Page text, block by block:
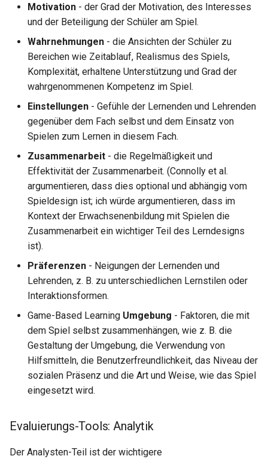
Motivation - der Grad der Motivation, des Interesses
und der Beteiligung der Schüler am Spiel.
Wahrnehmungen - die Ansichten der Schüler zu
Bereichen wie Zeitablauf, Realismus des Spiels,
Komplexität, erhaltene Unterstützung und Grad der
wahrgenommenen Kompetenz im Spiel.
Einstellungen - Gefühle der Lernenden und Lehrenden
gegenüber dem Fach selbst und dem Einsatz von
Spielen zum Lernen in diesem Fach.
Zusammenarbeit - die Regelmäßigkeit und
Effektivität der Zusammenarbeit. (Connolly et al.
argumentieren, dass dies optional und abhängig vom
Spieldesign ist; ich würde argumentieren, dass im
Kontext der Erwachsenenbildung mit Spielen die
Zusammenarbeit ein wichtiger Teil des Lerndesigns
ist).
Präferenzen - Neigungen der Lernenden und
Lehrenden, z. B. zu unterschiedlichen Lernstilen oder
Interaktionsformen.
Game-Based Learning Umgebung - Faktoren, die mit
dem Spiel selbst zusammenhängen, wie z. B. die
Gestaltung der Umgebung, die Verwendung von
Hilfsmitteln, die Benutzerfreundlichkeit, das Niveau der
sozialen Präsenz und die Art und Weise, wie das Spiel
eingesetzt wird.
Evaluierungs-Tools: Analytik
Der Analysten-Teil ist der wichtigere